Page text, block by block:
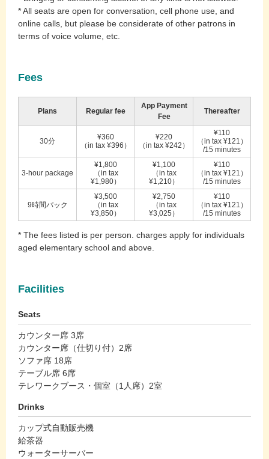
* All seats are open for conversation, cell phone use, and
online calls, but please be considerate of other patrons in
terms of voice volume, etc.
Fees
Plans Regular fee
App Payment
Fee
Thereafter
30分
¥360
（in tax ¥396）
¥220
（in tax ¥242）
¥110
（in tax ¥121）
/15 minutes
3-hour package
¥1,800
（in tax
¥1,980）
¥1,100
（in tax
¥1,210）
¥110
（in tax ¥121）
/15 minutes
9時間パック
¥3,500
（in tax
¥3,850）
¥2,750
（in tax
¥3,025）
¥110
（in tax ¥121）
/15 minutes
* The fees listed is per person. charges apply for individuals
aged elementary school and above.
Facilities
Seats
カウンター席 3席
カウンター席（仕切り付）2席
ソファ席 18席
テーブル席 6席
テレワークブース・個室（1人席）2室
Drinks
カップ式自動販売機
給茶器
ウォーターサーバー